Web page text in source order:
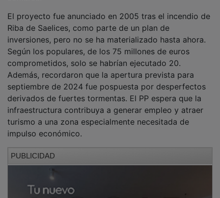
Riba de Saelices, como parte de un plan de
inversiones, pero no se ha materializado hasta ahora.
Según los populares, de los 75 millones de euros
comprometidos, solo se habrían ejecutado 20.
Además, recordaron que la apertura prevista para
septiembre de 2024 fue pospuesta por desperfectos
derivados de fuertes tormentas. El PP espera que la
infraestructura contribuya a generar empleo y atraer
turismo a una zona especialmente necesitada de
impulso económico.